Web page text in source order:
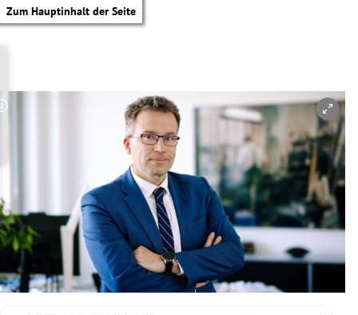
Zum Hauptinhalt der Seite
Copyright-Hinweis öffnen/schließen